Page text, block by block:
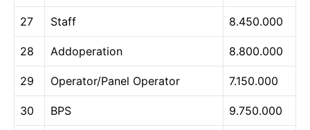
27 Staff 8.450.000
28 Addoperation 8.800.000
29 Operator/Panel Operator 7.150.000
30 BPS 9.750.000